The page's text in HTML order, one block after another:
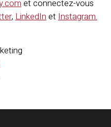
et connectez-vous
, LinkedIn et Instagram.